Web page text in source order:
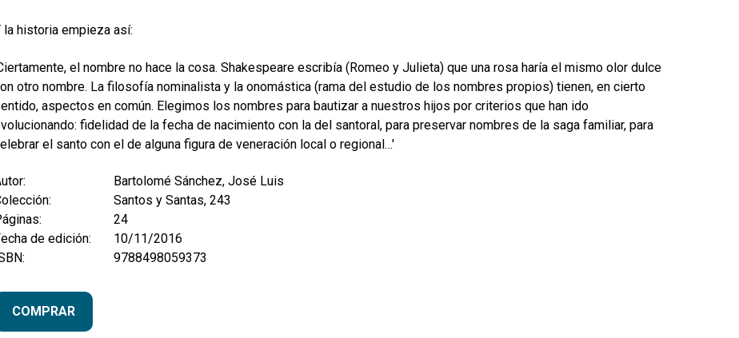
la historia empieza así:
el nombre no hace la cosa. Shakespeare escribía (Romeo y Julieta) que una rosa haría el mismo olor dulce
otro nombre. La filosofía nominalista y la onomástica (rama del estudio de los nombres propios) tienen, en cierto
aspectos en común. Elegimos los nombres para bautizar a nuestros hijos por criterios que han ido
fidelidad de la fecha de nacimiento con la del santoral, para preservar nombres de la saga familiar, para
el santo con el de alguna figura de veneración local o regional…'
Bartolomé Sánchez, José Luis
Santos y Santas, 243
24
de edición:
10/11/2016
9788498059373
COMPRAR